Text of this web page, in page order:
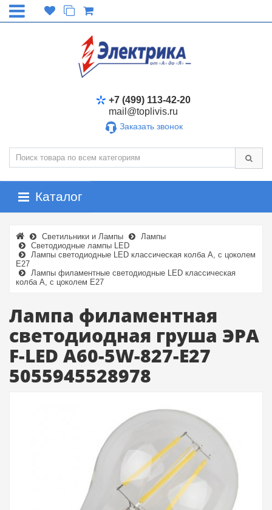
+7 (499) 113-42-20
mail@toplivis.ru
Заказать звонок
Каталог
Светильники и Лампы
Лампы
Светодиодные лампы LED
Лампы светодиодные LED классическая колба A, с цоколем
E27
Лампы филаментные светодиодные LED классическая
колба A, с цоколем E27
Лампа филаментная
светодиодная груша ЭРА
F-LED A60-5W-827-E27
5055945528978